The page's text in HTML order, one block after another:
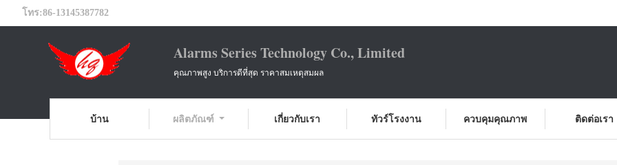
โทร:86-13145387782
Alarms Series Technology Co., Limited
คุณภาพสูง บริการดีที่สุด ราคาสมเหตุสมผล
บ้าน ผลิตภัณฑ์ เกี่ยวกับเรา ทัวร์โรงงาน ควบคุมคุณภาพ ติดต่อเรา